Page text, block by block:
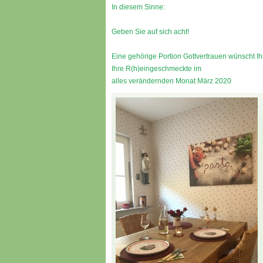
In diesem Sinne:
Geben Sie auf sich acht!
Eine gehörige Portion Gottvertrauen wünscht
Ihre R(h)eingeschmeckte im
alles verändernden Monat März 2020